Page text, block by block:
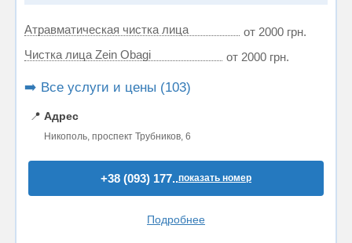
Атравматическая чистка лица
от 2000 грн.
Чистка лица Zein Obagi
от 2000 грн.
➡️ Все услуги и цены (103)
📍 Адрес
Никополь, проспект Трубников, 6
+38 (093) 177..показать номер
Подробнее